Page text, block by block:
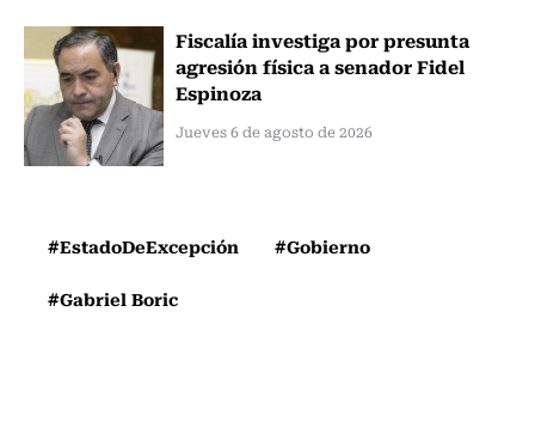
Fiscalía investiga por presunta
agresión física a senador Fidel
Espinoza
Jueves 6 de agosto de 2026
#EstadoDeExcepción
#Gobierno
#Gabriel Boric